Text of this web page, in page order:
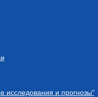
исследования и прогнозы"